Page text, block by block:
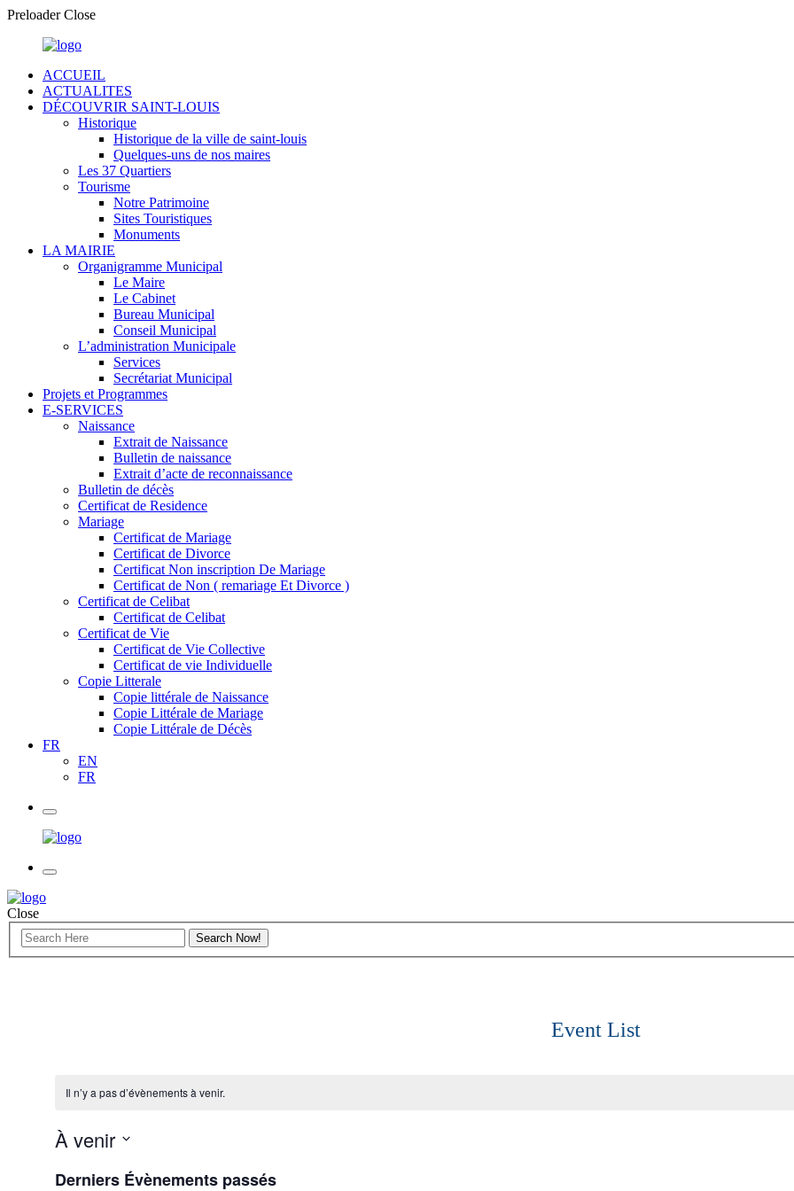
Preloader Close
ACCUEIL
ACTUALITES
DÉCOUVRIR SAINT-LOUIS
Historique
Historique de la ville de saint-louis
Quelques-uns de nos maires
Les 37 Quartiers
Tourisme
Notre Patrimoine
Sites Touristiques
Monuments
LA MAIRIE
Organigramme Municipal
Le Maire
Le Cabinet
Bureau Municipal
Conseil Municipal
L’administration Municipale
Services
Secrétariat Municipal
Projets et Programmes
E-SERVICES
Naissance
Extrait de Naissance
Bulletin de naissance
Extrait d’acte de reconnaissance
Bulletin de décès
Certificat de Residence
Mariage
Certificat de Mariage
Certificat de Divorce
Certificat Non inscription De Mariage
Certificat de Non ( remariage Et Divorce )
Certificat de Celibat
Certificat de Celibat
Certificat de Vie
Certificat de Vie Collective
Certificat de vie Individuelle
Copie Litterale
Copie littérale de Naissance
Copie Littérale de Mariage
Copie Littérale de Décès
FR
EN
FR
Close
Event List
Il n’y a pas d’évènements à venir.
À venir
une
Derniers Évènements passés